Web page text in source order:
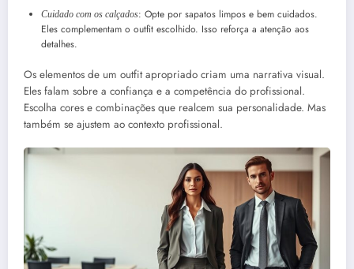
Cuidado com os calçados: Opte por sapatos limpos e bem cuidados.
Eles complementam o outfit escolhido. Isso reforça a atenção aos
detalhes.
Os elementos de um outfit apropriado criam uma narrativa visual.
Eles falam sobre a confiança e a competência do profissional.
Escolha cores e combinações que realcem sua personalidade. Mas
também se ajustem ao contexto profissional.